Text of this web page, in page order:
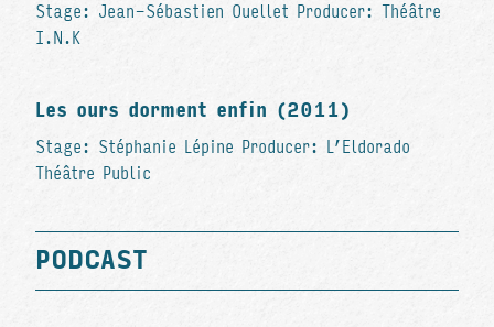
Stage: Jean-Sébastien Ouellet Producer: Théâtre
I.N.K
Les ours dorment enfin (2011)
Stage: Stéphanie Lépine Producer: L’Eldorado
Théâtre Public
PODCAST